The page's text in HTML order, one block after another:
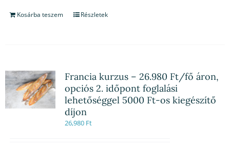
Kosárba teszem Részletek
Francia kurzus – 26.980 Ft/fő áron,
opciós 2. időpont foglalási
lehetőséggel 5000 Ft-os kiegészítő
díjon
26,980 Ft